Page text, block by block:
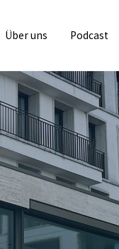
Über uns Podcast